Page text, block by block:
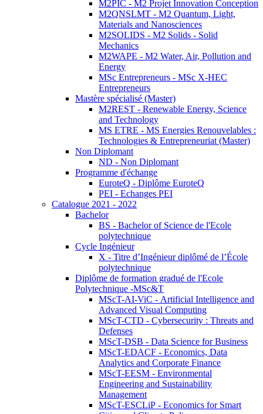
M2PIC - M2 Projet Innovation Conception
M2QNSLMT - M2 Quantum, Light,
Materials and Nanosciences
M2SOLIDS - M2 Solids - Solid
Mechanics
M2WAPE - M2 Water, Air, Pollution and
Energy
MSc Entrepreneurs - MSc X-HEC
Entrepreneurs
Mastère spécialisé (Master)
M2REST - Renewable Energy, Science
and Technology
MS ETRE - MS Energies Renouvelables :
Technologies & Entrepreneuriat (Master)
Non Diplomant
ND - Non Diplomant
Programme d'échange
EuroteQ - Diplôme EuroteQ
PEI - Echanges PEI
Catalogue 2021 - 2022
Bachelor
BS - Bachelor of Science de l'Ecole
polytechnique
Cycle Ingénieur
X - Titre d’Ingénieur diplômé de l’École
polytechnique
Diplôme de formation gradué de l'Ecole
Polytechnique -MSc&T
MScT-AI-ViC - Artificial Intelligence and
Advanced Visual Computing
MScT-CTD - Cybersecurity : Threats and
Defenses
MScT-DSB - Data Science for Business
MScT-EDACF - Economics, Data
Analytics and Corporate Finance
MScT-EESM - Environmental
Engineering and Sustainability
Management
MScT-ESCLiP - Economics for Smart